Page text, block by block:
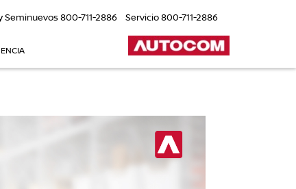
Seminuevos800-711-2886 Servicio800-711-2886